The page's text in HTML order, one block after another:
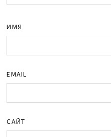
ИМЯ
EMAIL
САЙТ